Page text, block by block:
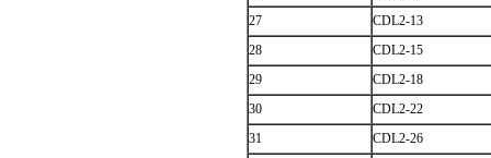
27
CDL2-13
28
CDL2-15
29
CDL2-18
30
CDL2-22
31
CDL2-26